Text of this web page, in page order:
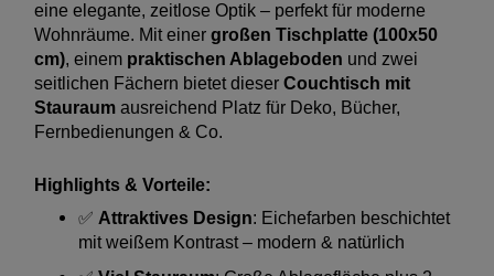
eine elegante, zeitlose Optik – perfekt für moderne
Wohnräume. Mit einer großen Tischplatte (100x50
cm), einem praktischen Ablageboden und zwei
seitlichen Fächern bietet dieser Couchtisch mit
Stauraum ausreichend Platz für Deko, Bücher,
Fernbedienungen & Co.
Highlights & Vorteile:
✅ Attraktives Design: Eichefarben beschichtet
mit weißem Kontrast – modern & natürlich